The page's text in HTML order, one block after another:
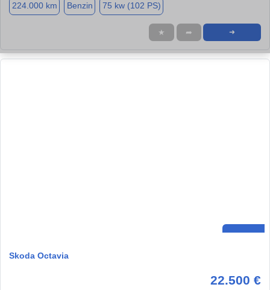
224.000 km Benzin 75 kw (102 PS)
★ ➦ ➜
Skoda Octavia
22.500 €